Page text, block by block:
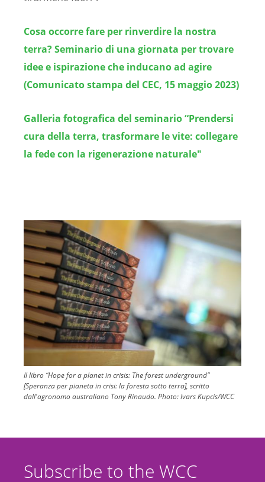
Cosa occorre fare per rinverdire la nostra
terra? Seminario di una giornata per trovare
idee e ispirazione che inducano ad agire
(Comunicato stampa del CEC, 15 maggio 2023)
Galleria fotografica del seminario“Prendersi
cura della terra, trasformare le vite: collegare
la fede con la rigenerazione naturale"
Image
Il libro “Hope for a planet in crisis: The forest underground”
[Speranza per pianeta in crisi: la foresta sotto terra], scritto
dall'agronomo australiano Tony Rinaudo. Photo:Ivars Kupcis/WCC
Subscribe to the WCC